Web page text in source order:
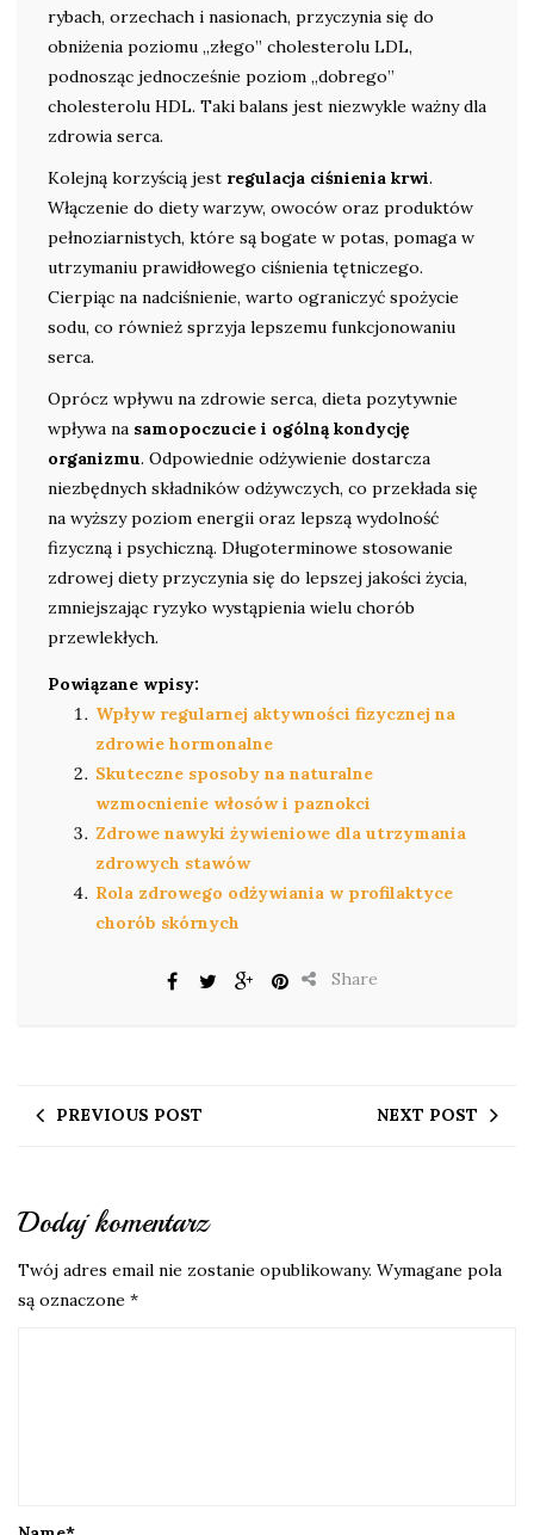
rybach, orzechach i nasionach, przyczynia się do
obniżenia poziomu „złego” cholesterolu LDL,
podnosząc jednocześnie poziom „dobrego”
cholesterolu HDL. Taki balans jest niezwykle ważny dla
zdrowia serca.
Kolejną korzyścią jest regulacja ciśnienia krwi.
Włączenie do diety warzyw, owoców oraz produktów
pełnoziarnistych, które są bogate w potas, pomaga w
utrzymaniu prawidłowego ciśnienia tętniczego.
Cierpiąc na nadciśnienie, warto ograniczyć spożycie
sodu, co również sprzyja lepszemu funkcjonowaniu
serca.
Oprócz wpływu na zdrowie serca, dieta pozytywnie
wpływa na samopoczucie i ogólną kondycję
organizmu. Odpowiednie odżywienie dostarcza
niezbędnych składników odżywczych, co przekłada się
na wyższy poziom energii oraz lepszą wydolność
fizyczną i psychiczną. Długoterminowe stosowanie
zdrowej diety przyczynia się do lepszej jakości życia,
zmniejszając ryzyko wystąpienia wielu chorób
przewlekłych.
Powiązane wpisy:
Wpływ regularnej aktywności fizycznej na
zdrowie hormonalne
Skuteczne sposoby na naturalne
wzmocnienie włosów i paznokci
Zdrowe nawyki żywieniowe dla utrzymania
zdrowych stawów
Rola zdrowego odżywiania w profilaktyce
chorób skórnych
Share
PREVIOUS POST NEXT POST
Dodaj komentarz
Twój adres email nie zostanie opublikowany. Wymagane pola
są oznaczone *